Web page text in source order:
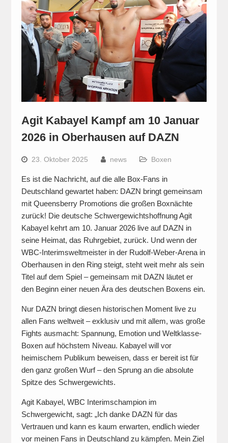
Agit Kabayel Kampf am 10 Januar
2026 in Oberhausen auf DAZN
23. Oktober 2025 news Boxen
Es ist die Nachricht, auf die alle Box-Fans in
Deutschland gewartet haben: DAZN bringt gemeinsam
mit Queensberry Promotions die großen Boxnächte
zurück! Die deutsche Schwergewichtshoffnung Agit
Kabayel kehrt am 10. Januar 2026 live auf DAZN in
seine Heimat, das Ruhrgebiet, zurück. Und wenn der
WBC-Interimsweltmeister in der Rudolf-Weber-Arena in
Oberhausen in den Ring steigt, steht weit mehr als sein
Titel auf dem Spiel – gemeinsam mit DAZN läutet er
den Beginn einer neuen Ära des deutschen Boxens ein.
Nur DAZN bringt diesen historischen Moment live zu
allen Fans weltweit – exklusiv und mit allem, was große
Fights ausmacht: Spannung, Emotion und Weltklasse-
Boxen auf höchstem Niveau. Kabayel will vor
heimischem Publikum beweisen, dass er bereit ist für
den ganz großen Wurf – den Sprung an die absolute
Spitze des Schwergewichts.
Agit Kabayel, WBC Interimschampion im
Schwergewicht, sagt: „Ich danke DAZN für das
Vertrauen und kann es kaum erwarten, endlich wieder
vor meinen Fans in Deutschland zu kämpfen. Mein Ziel